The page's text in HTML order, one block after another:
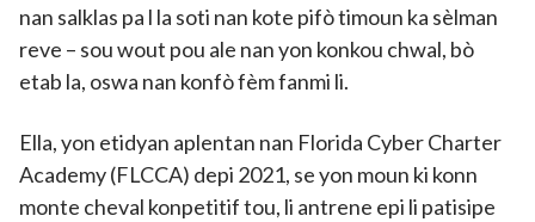
nan salklas pa l la soti nan kote pifò timoun ka sèlman
reve – sou wout pou ale nan yon konkou chwal, bò
etab la, oswa nan konfò fèm fanmi li.
Ella, yon etidyan aplentan nan Florida Cyber Charter
Academy (FLCCA) depi 2021, se yon moun ki konn
monte cheval konpetitif tou, li antrene epi li patisipe